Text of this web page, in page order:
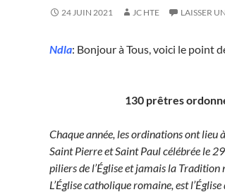
24 JUIN 2021 JC HTE LAISSER
Ndla: Bonjour à Tous, voici le point
130 prêtres
Chaque année, les ordinations ont lieu
Saint Pierre et Saint Paul célébrée le
piliers de l’Église et jamais la Tradition
L’Église catholique romaine, est